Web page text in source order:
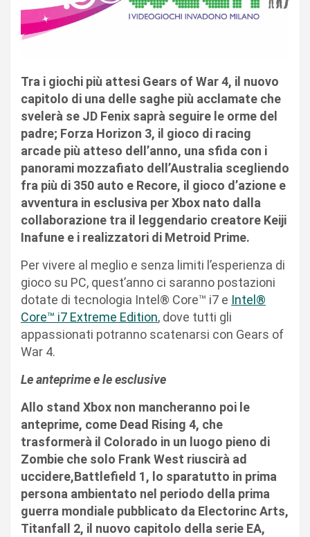
Tra i giochi più attesi Gears of War 4, il nuovo
capitolo di una delle saghe più acclamate che
svelerà se JD Fenix saprà seguire le orme del
padre; Forza Horizon 3, il gioco di racing
arcade più atteso dell’anno, una sfida con i
panorami mozzafiato dell’Australia scegliendo
fra più di 350 auto e Recore, il gioco d’azione e
avventura in esclusiva per Xbox nato dalla
collaborazione tra il leggendario creatore Keiji
Inafune e i realizzatori di Metroid Prime.
Per vivere al meglio e senza limiti l’esperienza di
gioco su PC, quest’anno ci saranno postazioni
dotate di tecnologia Intel® Core™ i7 e Intel®
Core™ i7 Extreme Edition, dove tutti gli
appassionati potranno scatenarsi con Gears of
War 4.
Le anteprime e le esclusive
Allo stand Xbox non mancheranno poi le
anteprime, come Dead Rising 4, che
trasformerà il Colorado in un luogo pieno di
Zombie che solo Frank West riuscirà ad
uccidere,Battlefield 1, lo sparatutto in prima
persona ambientato nel periodo della prima
guerra mondiale pubblicato da Electorinc Arts,
Titanfall 2, il nuovo capitolo della serie EA,